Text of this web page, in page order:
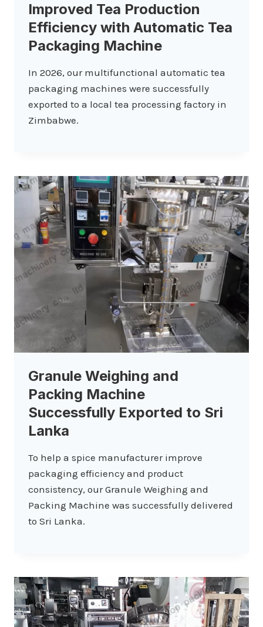
Improved Tea Production
Efficiency with Automatic Tea
Packaging Machine
In 2026, our multifunctional automatic tea
packaging machines were successfully
exported to a local tea processing factory in
Zimbabwe.
Granule Weighing and
Packing Machine
Successfully Exported to Sri
Lanka
To help a spice manufacturer improve
packaging efficiency and product
consistency, our Granule Weighing and
Packing Machine was successfully delivered
to Sri Lanka.